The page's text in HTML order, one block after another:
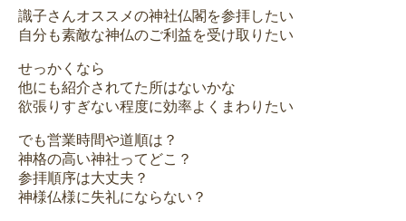
識子さんオススメの神社仏閣を参拝したい
自分も素敵な神仏のご利益を受け取りたい
せっかくなら
他にも紹介されてた所はないかな
欲張りすぎない程度に効率よくまわりたい
でも営業時間や道順は？
神格の高い神社ってどこ？
参拝順序は大丈夫？
神様仏様に失礼にならない？